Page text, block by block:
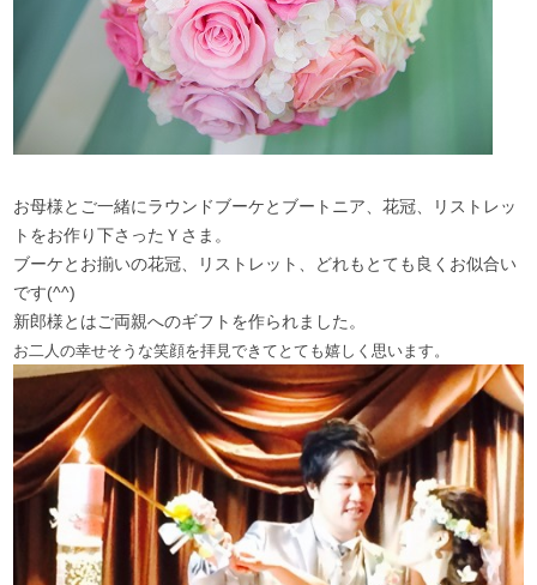
お母様とご一緒にラウンドブーケとブートニア、花冠、リストレッ
トをお作り下さったＹさま。
ブーケとお揃いの花冠、リストレット、どれもとても良くお似合い
です(^^)
新郎様とはご両親へのギフトを作られました。
お二人の幸せそうな笑顔を拝見できて とても嬉しく思います。